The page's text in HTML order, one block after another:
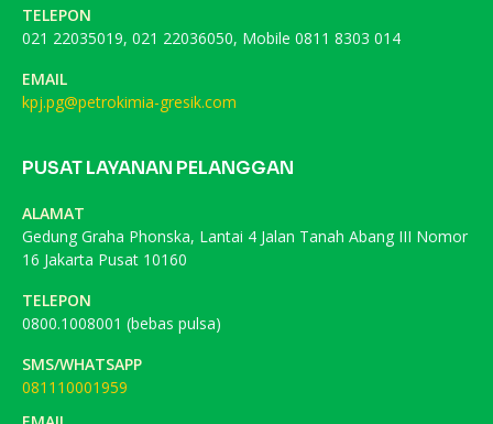
TELEPON
021 22035019, 021 22036050, Mobile 0811 8303 014
EMAIL
kpj.pg@petrokimia-gresik.com
PUSAT LAYANAN PELANGGAN
ALAMAT
Gedung Graha Phonska, Lantai 4 Jalan Tanah Abang III Nomor
16 Jakarta Pusat 10160
TELEPON
0800.1008001 (bebas pulsa)
SMS/WHATSAPP
081110001959